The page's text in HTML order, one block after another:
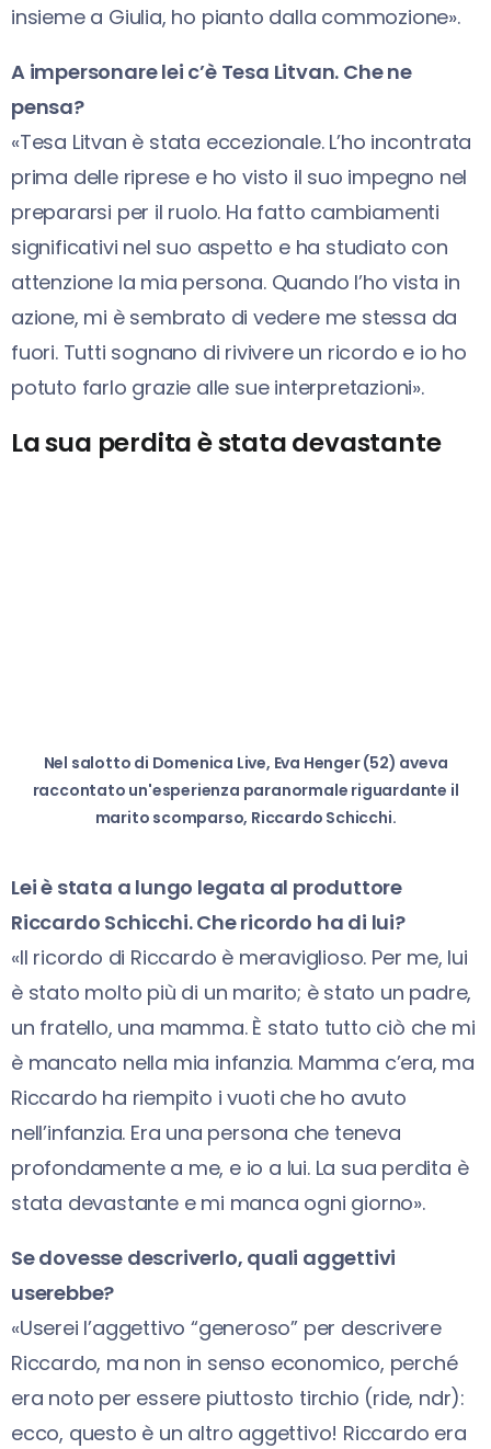
insieme a Giulia, ho pianto dalla commozione».
A impersonare lei c’è Tesa Litvan. Che ne
pensa?
«Tesa Litvan è stata eccezionale. L’ho incontrata
prima delle riprese e ho visto il suo impegno nel
prepararsi per il ruolo. Ha fatto cambiamenti
significativi nel suo aspetto e ha studiato con
attenzione la mia persona. Quando l’ho vista in
azione, mi è sembrato di vedere me stessa da
fuori. Tutti sognano di rivivere un ricordo e io ho
potuto farlo grazie alle sue interpretazioni».
La sua perdita è stata devastante
Nel salotto di Domenica Live, Eva Henger (52) aveva
raccontato un'esperienza paranormale riguardante il
marito scomparso, Riccardo Schicchi.
Lei è stata a lungo legata al produttore
Riccardo Schicchi. Che ricordo ha di lui?
«Il ricordo di Riccardo è meraviglioso. Per me, lui
è stato molto più di un marito; è stato un padre,
un fratello, una mamma. È stato tutto ciò che mi
è mancato nella mia infanzia. Mamma c’era, ma
Riccardo ha riempito i vuoti che ho avuto
nell’infanzia. Era una persona che teneva
profondamente a me, e io a lui. La sua perdita è
stata devastante e mi manca ogni giorno».
Se dovesse descriverlo, quali aggettivi
userebbe?
«Userei l’aggettivo “generoso” per descrivere
Riccardo, ma non in senso economico, perché
era noto per essere piuttosto tirchio (ride, ndr):
ecco, questo è un altro aggettivo! Riccardo era